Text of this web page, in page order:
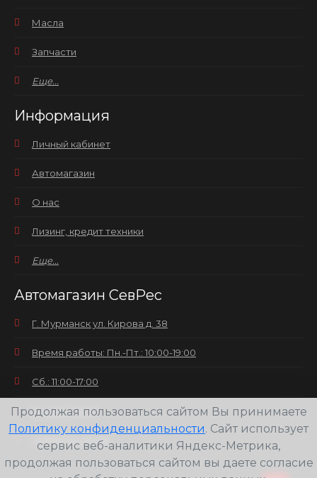
Масла
Запчасти
Еще...
Информация
Личный кабинет
Автомагазин
О нас
Лизинг, кредит техники
Еще...
Автомагазин СевРес
Г. Мурманск ул. Кирова д. 38
Время работы: Пн.-Пт.: 10:00-19:00
Сб.: 11:00-17:00
Вс.: выходной
+7(8152) 25-30-58
Продолжая пользоваться сайтом Вы принимаете
Политику конфиденциальности. Сайт использует
сервис веб-аналитики Яндекс-Метрика,
продолжая пользоваться сайтом вы даете согласие